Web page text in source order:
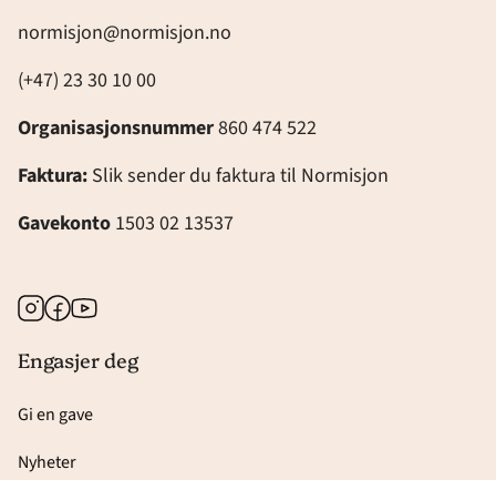
normisjon@normisjon.no
(+47) 23 30 10 00
Organisasjonsnummer860 474 522
Faktura: Slik sender du faktura til Normisjon
Gavekonto 1503 02 13537
Instagram
Facebook
Youtube
Engasjer deg
Gi en gave
Nyheter